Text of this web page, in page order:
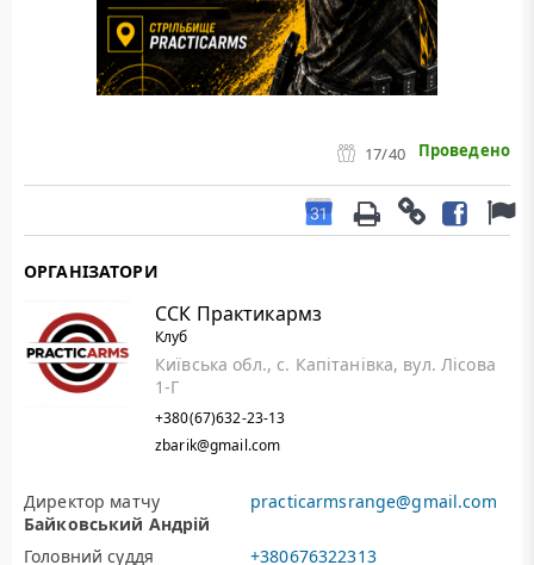
17/40 Проведено
ОРГАНІЗАТОРИ
ССК Практикармз
Клуб
Київська обл., с. Капітанівка, вул. Лісова
1-Г
+380(67)632-23-13
zbarik@gmail.com
Директор матчу
Байковський Андрій
practicarmsrange@gmail.com
Головний суддя +380676322313